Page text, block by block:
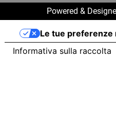
Powered &
Informativa sulla raccolta
Le tue preferenze